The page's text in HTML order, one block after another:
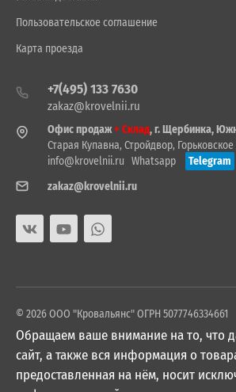
Пользовательское соглашение
Карта проезда
+7(495) 133 7630
zakaz@krovelnii.ru
Офис продаж+ Склад, г. Щербинка,
Старая Купавна, Стройдвор,
info@krovelnii.ru Whatsapp
Telegram
zakaz@krovelnii.ru
© 2026 ООО "Кровальянс" ОГРН 5077746334661
Обращаем ваше внимание на то, что
сайт, а также вся информация о
предоставленная на нём, носит